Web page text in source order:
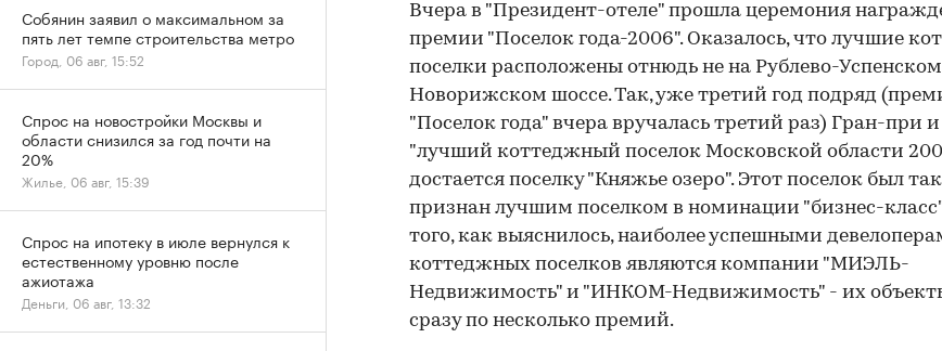
Вчера в "Президент-отеле" прошла церемония
премии "Поселок года-2006". Оказалось, что лучшие
поселки расположены отнюдь не на Рублево-
Новорижском шоссе. Так, уже третий год подряд
"Поселок года" вчера вручалась третий раз) Гран-при
"лучший коттеджный поселок Московской области
достается поселку "Княжье озеро". Этот поселок был
признан лучшим поселком в номинации "бизнес-
того, как выяснилось, наиболее успешными
коттеджных поселков являются компании "МИЭЛЬ-
Недвижимость" и "ИНКОМ-Недвижимость" - их
сразу по несколько премий.
Собянин заявил о максимальном за
пять лет темпе строительства метро
Город, 06 авг, 15:52
Спрос на новостройки Москвы и
области снизился за год почти на
20%
Жилье, 06 авг, 15:39
Спрос на ипотеку в июле вернулся к
естественному уровню после
ажиотажа
Деньги, 06 авг, 13:32